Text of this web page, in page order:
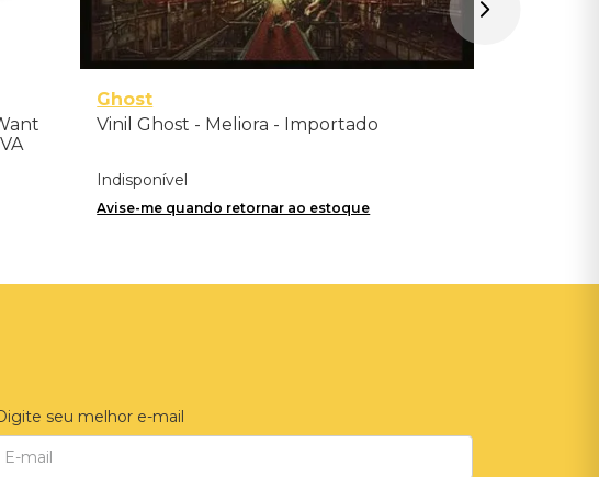
Ghost
Vinil Ghost - Meliora - Importado
Indisponível
Avise-me quando retornar ao estoque
seu melhor e-mail